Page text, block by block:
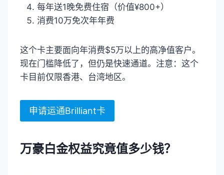
每年送1晚免费住宿（价值¥800+）
消费10万免次年年费
这个卡主要面向年消费$5万以上的高净值客户。
现在门槛降低了，但仍是快速通道。注意：这个
卡目前仅限香港、台湾地区。
申请运通Brilliant卡
万豪白金权益究竟值多少钱？